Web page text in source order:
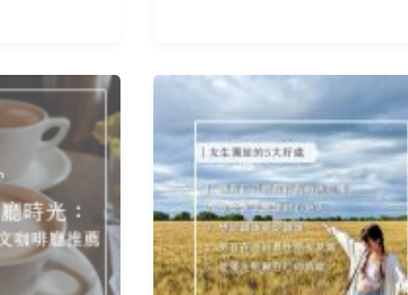
海？
3
處
北
海
岸